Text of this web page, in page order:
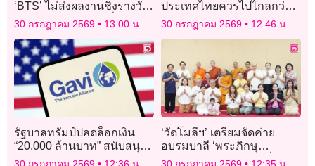
‘BTS’ ไม่ส่งผลงานชิงรางวัล
แจง ‘Asian Pop’ มีเพื่อ
สนับสนุน ไม่ใช่แบ่งแยก
30 กรกฎาคม 2569 13:00 น.
ประเทศไทยควรไปไกลกว่า
แค่ Thai AI Passport แนะดู
ต่างประเทศเป็นตัวอย่าง
เสนอ 3 นโยบาย ยกระดับขีด
ความสามารถ
30 กรกฎาคม 2569 12:46 น.
รัฐบาลทรัมป์ปลดล็อกเงิน
“20,000 ล้านบาท” สนับสนุน
โครงการวัคซีนระดับโลก
‘วัดโมลีฯ’ เตรียมจัดค่าย
อบรมบาลี ‘พระภิกษุ
สามเณร’ เข้ม 2 เดือนที่